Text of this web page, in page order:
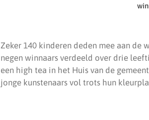
Zeker 140 kinderen deden mee aan de
negen winnaars verdeeld over drie
een high tea in het Huis van de
jonge kunstenaars vol trots hun